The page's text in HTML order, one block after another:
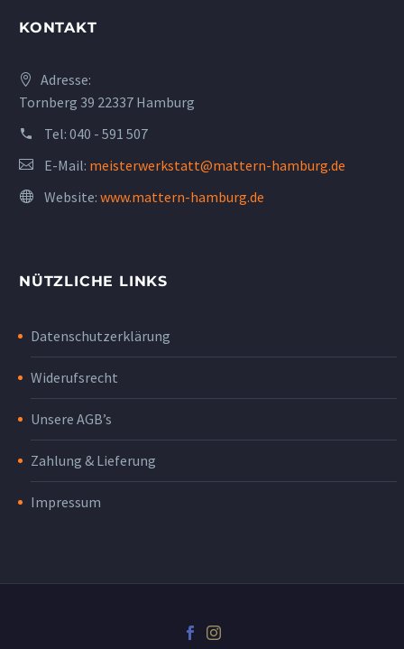
KONTAKT
Adresse:
Tornberg 39 22337 Hamburg
Tel: 040 - 591 507
E-Mail: meisterwerkstatt@mattern-hamburg.de
Website: www.mattern-hamburg.de
NÜTZLICHE LINKS
Datenschutzerklärung
Widerufsrecht
Unsere AGB’s
Zahlung & Lieferung
Impressum